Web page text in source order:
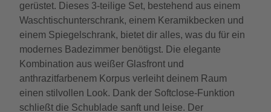
gerüstet. Dieses 3-teilige Set, bestehend aus einem
Waschtischunterschrank, einem Keramikbecken und
einem Spiegelschrank, bietet dir alles, was du für ein
modernes Badezimmer benötigst. Die elegante
Kombination aus weißer Glasfront und
anthrazitfarbenem Korpus verleiht deinem Raum
einen stilvollen Look. Dank der Softclose-Funktion
schließt die Schublade sanft und leise. Der